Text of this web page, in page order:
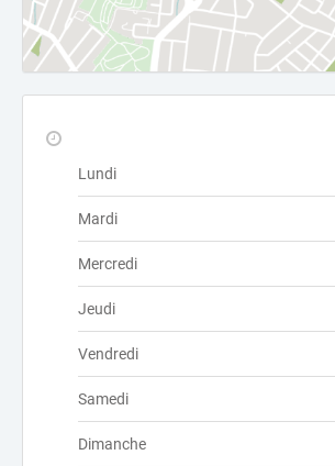
Lundi
Mardi
Mercredi
Jeudi
Vendredi
Samedi
Dimanche